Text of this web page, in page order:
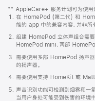
窗
口
中
打
开)
** AppleCare+ 服务计划可为使用
在 HomePod (第二代) 和
能的 app 中的兼容内容。并非所
组建 HomePod 立体声组合需
HomePod mini、两部
需要使用多部 HomePod 扬声
的扬声器。
需要使用支持 HomeKit 或
声音识别功能可检测到烟雾和一
当用户身处可能受到伤害的环境